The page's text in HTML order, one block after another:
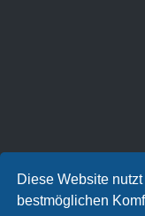
Diese Website
bestmöglichen